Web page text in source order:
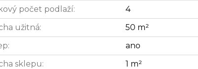
počet podlaží:
4
užitná:
50 m²
ano
sklepu:
1 m²